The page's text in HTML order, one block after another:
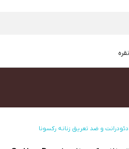
دئودرانت و ضد تعریق زنانه رکسونا